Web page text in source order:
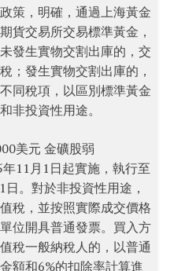
策，明確，通過上海黃金
貨交易所交易標準黃金，
發生實物交割出庫的，交
；發生實物交割出庫的，
同稅項，以區別標準黃金
非投資性用途。
美元 金礦股弱
11月1日起實施，執行至
。對於非投資性用途，
稅，並按照實際成交價格
位開具普通發票。買入方
稅一般納稅人的，以普通
額和6%的扣除率計算進